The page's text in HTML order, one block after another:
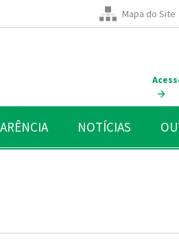
Mapa do Site
NOTÍCIAS